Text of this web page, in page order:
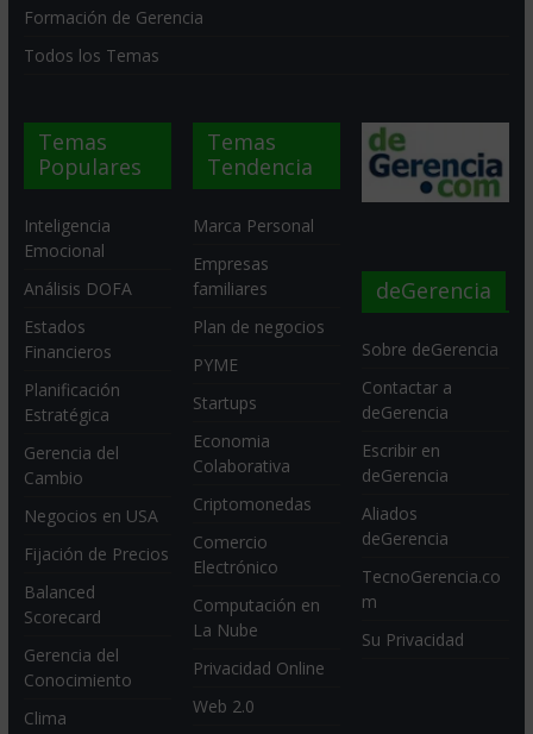
Formación de Gerencia
Todos los Temas
Temas
Populares
Inteligencia
Emocional
Análisis DOFA
Estados
Financieros
Planificación
Estratégica
Gerencia del
Cambio
Negocios en USA
Fijación de Precios
Balanced
Scorecard
Gerencia del
Conocimiento
Clima
Temas
Tendencia
Marca Personal
Empresas
familiares
Plan de negocios
PYME
Startups
Economia
Colaborativa
Criptomonedas
Comercio
Electrónico
Computación en
La Nube
Privacidad Online
Web 2.0
deGerencia
Sobre deGerencia
Contactar a
deGerencia
Escribir en
deGerencia
Aliados
deGerencia
TecnoGerencia.co
m
Su Privacidad